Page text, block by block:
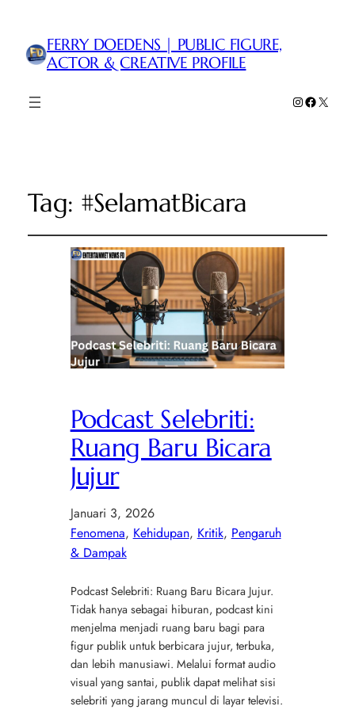
FERRY DOEDENS | PUBLIC FIGURE,
ACTOR & CREATIVE PROFILE
Instagram
Facebook
X
Tag: #SelamatBicara
Podcast Selebriti:
Ruang Baru Bicara
Jujur
Januari 3, 2026
Fenomena, Kehidupan, Kritik, Pengaruh
& Dampak
Podcast Selebriti: Ruang Baru Bicara Jujur.
Tidak hanya sebagai hiburan, podcast kini
menjelma menjadi ruang baru bagi para
figur publik untuk berbicara jujur, terbuka,
dan lebih manusiawi. Melalui format audio
visual yang santai, publik dapat melihat sisi
selebriti yang jarang muncul di layar televisi.